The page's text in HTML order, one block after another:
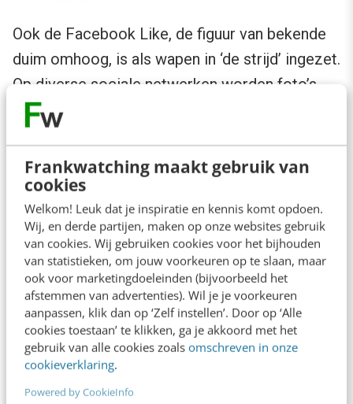
Frankwatching maakt gebruik van
cookies
Welkom! Leuk dat je inspiratie en kennis komt opdoen.
Wij, en derde partijen, maken op onze websites gebruik
van cookies. Wij gebruiken cookies voor het bijhouden
van statistieken, om jouw voorkeuren op te slaan, maar
ook voor marketingdoeleinden (bijvoorbeeld het
afstemmen van advertenties). Wil je je voorkeuren
aanpassen, klik dan op ‘Zelf instellen’. Door op ‘Alle
cookies toestaan’ te klikken, ga je akkoord met het
gebruik van alle cookies zoals omschreven in onze
cookieverklaring.
Powered by CookieInfo
Ook de Facebook Like, de figuur van bekende
duim omhoog, is als wapen in ‘de strijd’ ingezet.
Op diverse sociale netwerken worden foto’s
verspreid van mensen die de Facebook-duim
‘Occupy Pedophilyaj’ ondersteunen.In plaats
van de duim recht omhoog te steken, houden
ze hem ietwat gekromd.
#Keepcompassion
Inmiddels
is ook hier
een
tegenreacti